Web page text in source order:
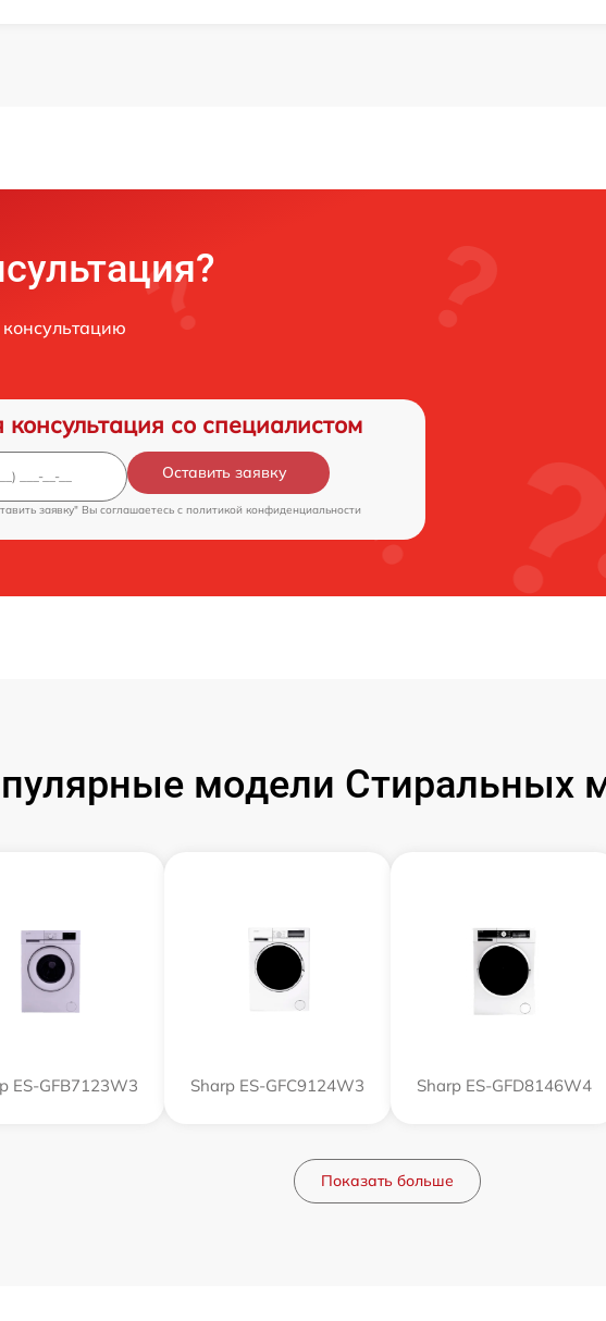
консультация со специалистом
Оставить заявку
заявку" Вы соглашаетесь c политикой конфиденциальности
модели Стиральных
ES-GFB7123W3 Sharp ES-GFC9124W3 Sharp ES-GFD8146W4
Показать больше